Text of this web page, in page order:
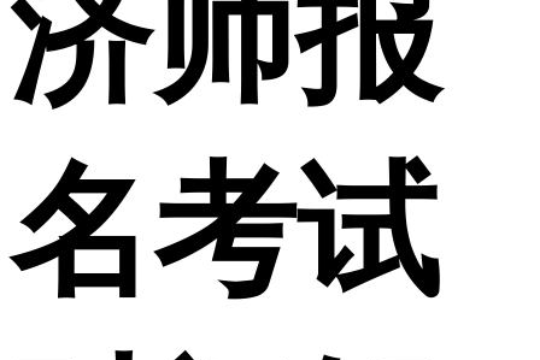
济师报
名考试